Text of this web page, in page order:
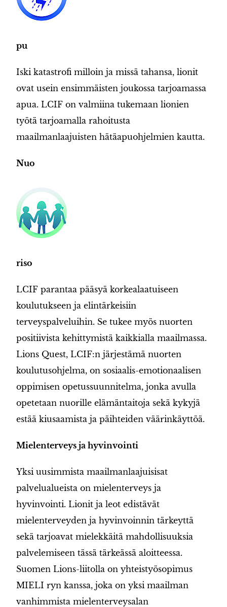
pu
Iski katastrofi milloin ja missä tahansa, lionit
ovat usein ensimmäisten joukossa tarjoamassa
apua. LCIF on valmiina tukemaan lionien
työtä tarjoamalla rahoitusta
maailmanlaajuisten hätäapuohjelmien kautta.
Nuo
riso
LCIF parantaa pääsyä korkealaatuiseen
koulutukseen ja elintärkeisiin
terveyspalveluihin. Se tukee myös nuorten
positiivista kehittymistä kaikkialla maailmassa.
Lions Quest, LCIF:n järjestämä nuorten
koulutusohjelma, on sosiaalis-emotionaalisen
oppimisen opetussuunnitelma, jonka avulla
opetetaan nuorille elämäntaitoja sekä kykyjä
estää kiusaamista ja päihteiden väärinkäyttöä.
Mielenterveys ja hyvinvointi
Yksi uusimmista maailmanlaajuisisat
palvelualueista on mielenterveys ja
hyvinvointi. Lionit ja leot edistävät
mielenterveyden ja hyvinvoinnin tärkeyttä
sekä tarjoavat mielekkäitä mahdollisuuksia
palvelemiseen tässä tärkeässä aloitteessa.
Suomen Lions-liitolla on yhteistyösopimus
MIELI ryn kanssa, joka on yksi maailman
vanhimmista mielenterveysalan